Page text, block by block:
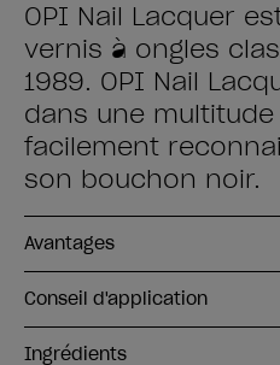
OPI Nail Lacquer
vernis à ongles
1989. OPI Nail
dans une
facilement
son bouchon noir.
Avantages
Conseil d'application
Ingrédients